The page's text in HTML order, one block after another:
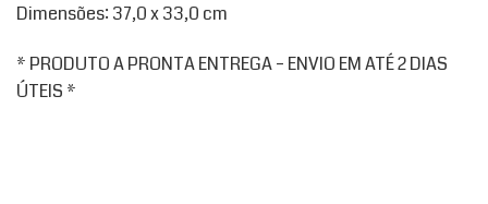
Dimensões: 37,0 x 33,0 cm
* PRODUTO A PRONTA ENTREGA – ENVIO EM ATÉ 2 DIAS
ÚTEIS *